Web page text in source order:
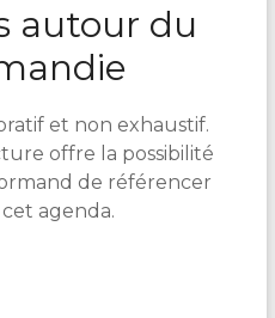
autour du
et non exhaustif.
offre la possibilité
de référencer
agenda.